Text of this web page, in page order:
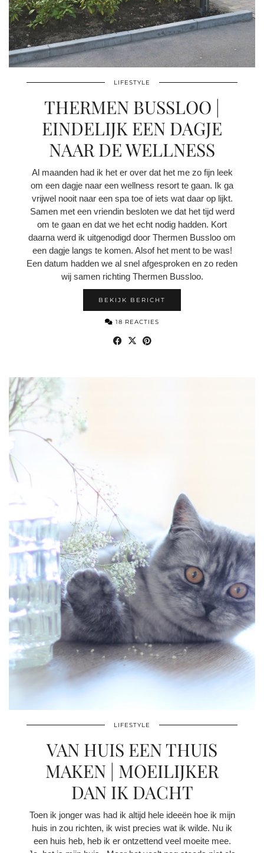
LIFESTYLE
THERMEN BUSSLOO |
EINDELIJK EEN DAGJE
NAAR DE WELLNESS
Al maanden had ik het er over dat het me zo fijn leek
om een dagje naar een wellness resort te gaan. Ik ga
vrijwel nooit naar een spa toe of iets wat daar op lijkt.
Samen met een vriendin besloten we dat het tijd werd
om te gaan en dat we het echt nodig hadden. Kort
daarna werd ik uitgenodigd door Thermen Bussloo om
een dagje langs te komen. Alsof het ment to be was!
Een datum hadden we al snel afgesproken en zo reden
wij samen richting Thermen Bussloo.
BEKIJK BERICHT
18 REACTIES
LIFESTYLE
VAN HUIS EEN THUIS
MAKEN | MOEILIJKER
DAN IK DACHT
Toen ik jonger was had ik altijd hele ideeën hoe ik mijn
huis in zou richten, ik wist precies wat ik wilde. Nu ik
een huis heb, heb ik er ontzettend veel moeite mee.